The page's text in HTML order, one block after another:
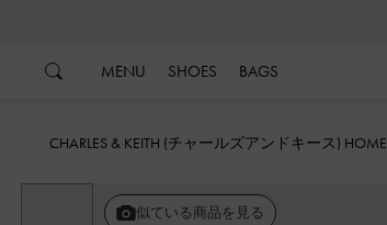
MENU SHOES BAGS
CHARLES & KEITH (チャールズアンドキース) HOME
似ている商品を見る